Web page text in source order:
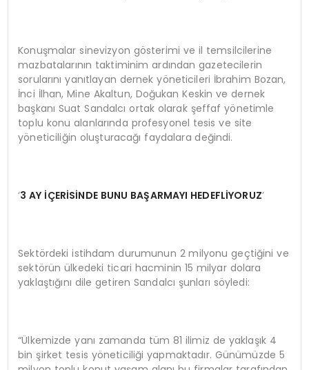
Konuşmalar sinevizyon gösterimi ve il temsilcilerine
mazbatalarının taktiminim ardından gazetecilerin
sorularını yanıtlayan dernek yöneticileri İbrahim Bozan,
İnci İlhan, Mine Akaltun, Doğukan Keskin ve dernek
başkanı Suat Sandalcı ortak olarak şeffaf yönetimle
toplu konu alanlarında profesyonel tesis ve site
yöneticiliğin oluşturacağı faydalara değindi.
‘3 AY İÇERİSİNDE BUNU BAŞARMAYI HEDEFLİYORUZ’
Sektördeki istihdam durumunun 2 milyonu geçtiğini ve
sektörün ülkedeki ticari hacminin 15 milyar dolara
yaklaştığını dile getiren Sandalcı şunları söyledi:
“Ülkemizde yanı zamanda tüm 81 ilimiz de yaklaşık 4
bin şirket tesis yöneticiliği yapmaktadır. Günümüzde 5